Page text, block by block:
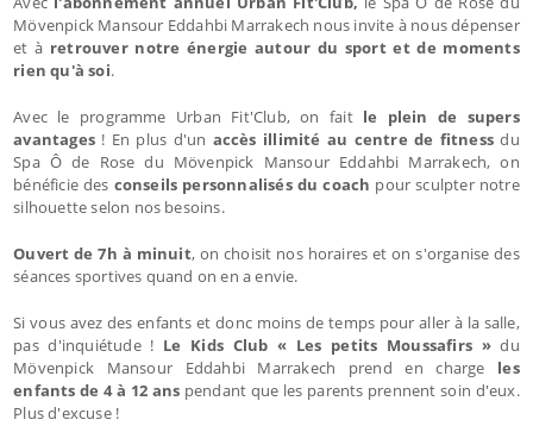
Mövenpick Mansour Eddahbi Marrakech nous invite à nous dépenser
et à retrouver notre énergie autour du sport et de moments
rien qu'à soi.
Avec le programme Urban Fit'Club, on fait le plein de supers
avantages! En plus d'un accès illimité au centre de fitness du
Spa Ô de Rose du Mövenpick Mansour Eddahbi Marrakech, on
bénéficie des conseils personnalisés du coach pour sculpter notre
silhouette selon nos besoins.
Ouvert de 7h à minuit, on choisit nos horaires et on s'organise des
séances sportives quand on en a envie.
Si vous avez des enfants et donc moins de temps pour aller à la salle,
pas d'inquiétude ! Le Kids Club « Les petits Moussafirs »du
Mövenpick Mansour Eddahbi Marrakech prend en charge les
enfants de 4 à 12 ans pendant que les parents prennent soin d'eux.
Plus d'excuse !